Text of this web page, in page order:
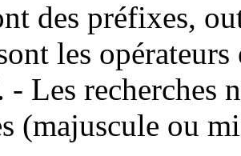
des préfixes,
les
Les recherches
(majuscule ou